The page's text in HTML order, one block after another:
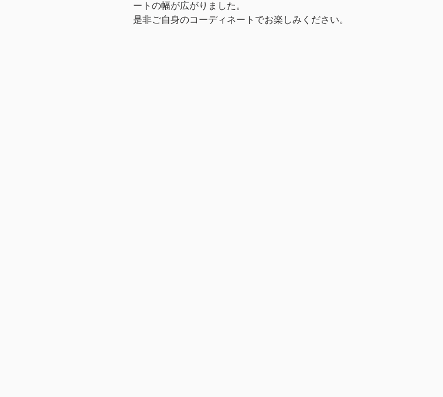
ートの幅が広がりました。
是非ご自身のコーディネートでお楽しみください。